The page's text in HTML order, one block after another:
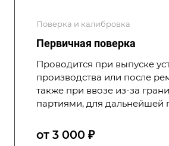
Поверка и калибровка
Первичная поверка
Проводится при выпуске
производства или после
также при ввозе из-за
партиями, для дальнейшей
от 3 000 ₽